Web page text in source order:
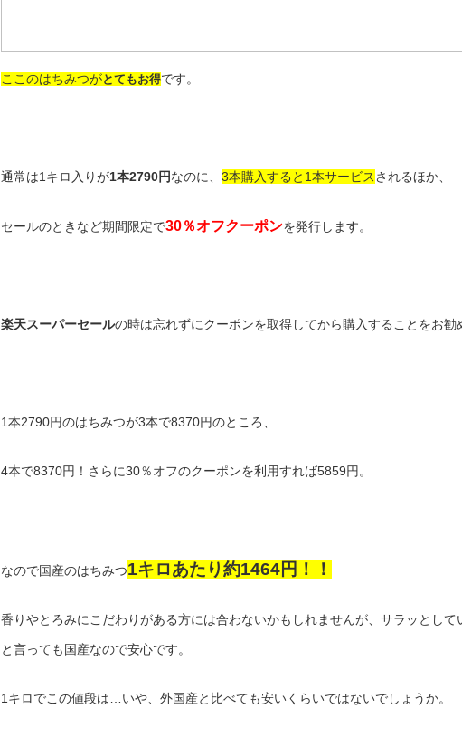
ここのはちみつがとてもお得です。
通常は1キロ入りが1本2790円なのに、 3本購入すると1本サービスされるほか、
セールのときなど期間限定で30％オフクーポンを発行します。
楽天スーパーセールの時は忘れずにクーポンを取得してから購入することをお勧
1本2790円のはちみつが3本で8370円のところ、
4本で8370円！さらに30％オフのクーポンを利用すれば5859円。
なので国産のはちみつ1キロあたり約1464円！！
香りやとろみにこだわりがある方には合わないかもしれませんが、サラッとして
と言っても国産なので安心です。
1キロでこの値段は…いや、外国産と比べても安いくらいではないでしょうか。